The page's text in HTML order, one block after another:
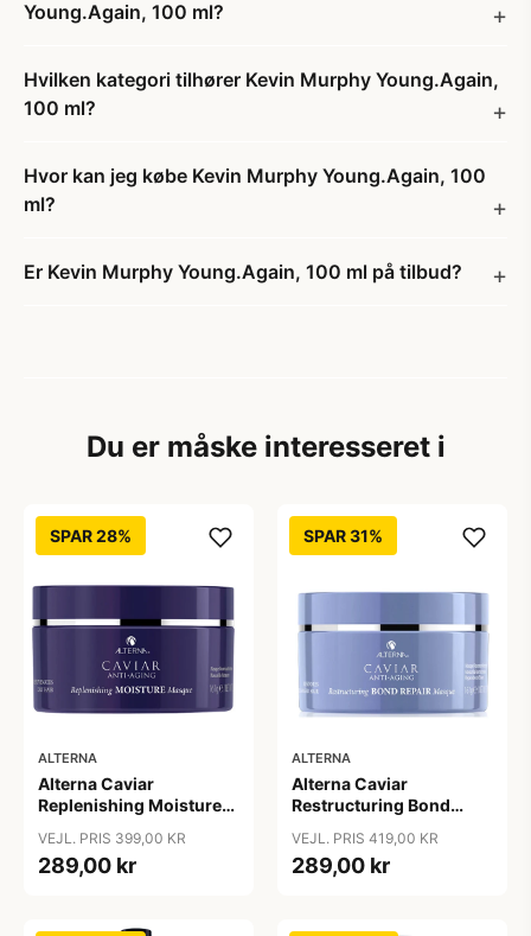
Young.Again, 100 ml?
Hvilken kategori tilhører Kevin Murphy Young.Again,
100 ml?
Hvor kan jeg købe Kevin Murphy Young.Again, 100
ml?
Er Kevin Murphy Young.Again, 100 ml på tilbud?
Du er måske interesseret i
SPAR 28%
ALTERNA
Alterna Caviar
Replenishing Moisture
VEJL. PRIS 399,00 KR
289,00 kr
SPAR 31%
ALTERNA
Alterna Caviar
Restructuring Bond
VEJL. PRIS 419,00 KR
289,00 kr